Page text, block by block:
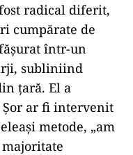
radical diferit,
cumpărate de
într-un
subliniind
țară. El a
Șor ar fi intervenit
metode, „am